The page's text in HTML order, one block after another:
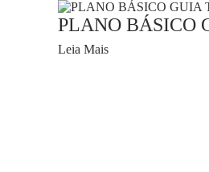
PLANO BÁSICO
Leia Mais